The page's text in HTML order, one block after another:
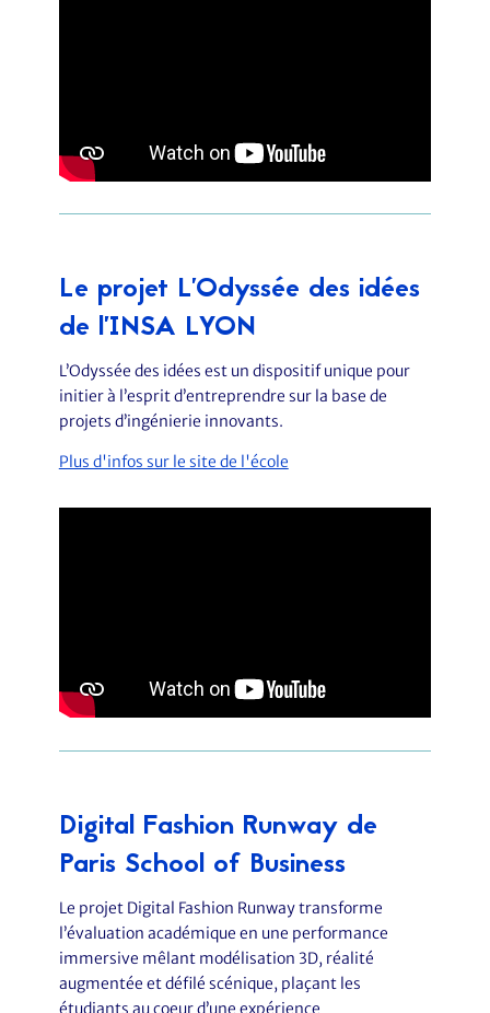
Le projet L'Odyssée des idées
de l’INSA LYON
L’Odyssée des idées est un dispositif unique pour
initier à l’esprit d’entreprendre sur la base de
projets d’ingénierie innovants.
Plus d'infos sur le site de l'école
Digital Fashion Runway de
Paris School of Business
Le projet Digital Fashion Runway transforme
l’évaluation académique en une performance
immersive mêlant modélisation 3D, réalité
augmentée et défilé scénique, plaçant les
étudiants au coeur d’une expérience